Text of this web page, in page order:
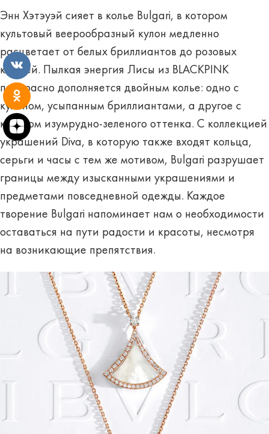
Энн Хэтэуэй сияет в колье Bulgari, в котором
культовый веерообразный кулон медленно
расцветает от белых бриллиантов до розовых
камней. Пылкая энергия Лисы из BLACKPINK
прекрасно дополняется двойным колье: одно с
кулоном, усыпанным бриллиантами, а другое с
кулоном изумрудно-зеленого оттенка. С коллекцией
украшений Diva, в которую также входят кольца,
серьги и часы с тем же мотивом, Bulgari разрушает
границы между изысканными украшениями и
предметами повседневной одежды. Каждое
творение Bulgari напоминает нам о необходимости
оставаться на пути радости и красоты, несмотря
на возникающие препятствия.